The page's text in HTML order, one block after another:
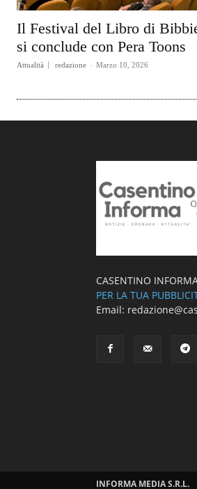
Il Festival del Libro di
si conclude con Pera Toons
Attualità redazione - Marzo 10, 2026
CASENTINO
PER LA TUA
Email:
INFORMA MEDIA S.R.L.